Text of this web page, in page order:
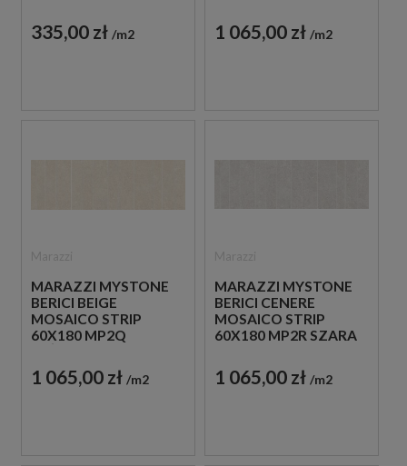
DEKORACYJNA
335,00 zł m2
DEKORACYJNA
1 065,00 zł m2
MARAZZI MYSTONE
BERICI BEIGE
MOSAICO STRIP
60X180 MP2Q
DEKORACYJNA
1 065,00 zł m2
MARAZZI MYSTONE
BERICI CENERE
MOSAICO STRIP
60X180 MP2R SZARA
DEKORACYJNA
1 065,00 zł m2